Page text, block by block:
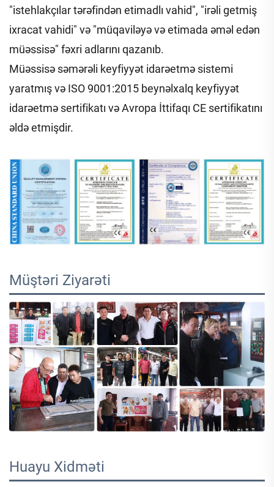
"istehlakçılar tərəfindən etimadlı vahid", "irəli getmiş
ixracat vahidi" və "müqaviləyə və etimada əməl edən
müəssisə" fəxri adlarını qazanıb.
Müəssisə səmərəli keyfiyyət idarəetmə sistemi
yaratmış və ISO 9001:2015 beynəlxalq keyfiyyət
idarəetmə sertifikatı və Avropa İttifaqı CE sertifikatını
əldə etmişdir.
Müştəri Ziyarəti
Huayu Xidməti